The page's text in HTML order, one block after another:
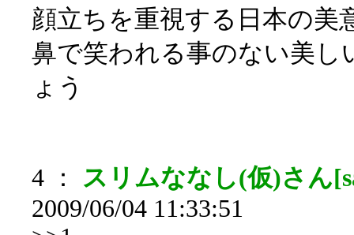
顔立ちを重視する日本の美
鼻で笑われる事のない美し
ょう
4 ：
スリムななし(仮)さん
2009/06/04 11:33:51